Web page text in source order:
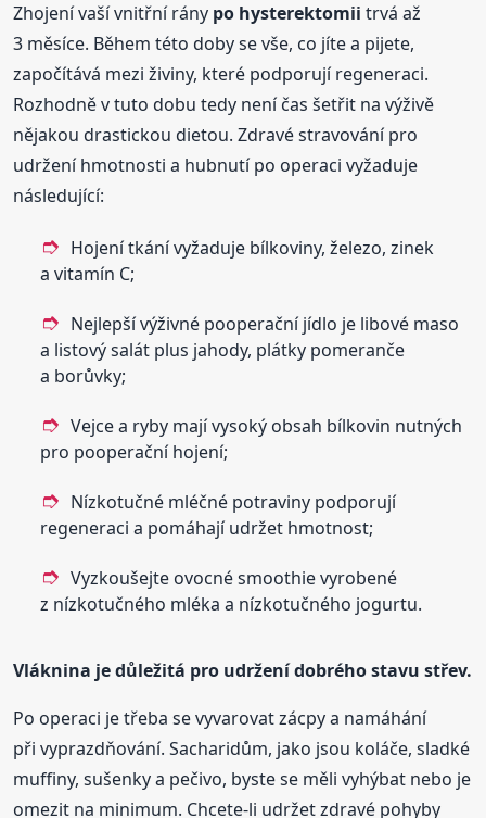
Zhojení vaší vnitřní rány po hysterektomii trvá až
3 měsíce. Během této doby se vše, co jíte a pijete,
započítává mezi živiny, které podporují regeneraci.
Rozhodně v tuto dobu tedy není čas šetřit na výživě
nějakou drastickou dietou. Zdravé stravování pro
udržení hmotnosti a hubnutí po operaci vyžaduje
následující:
Hojení tkání vyžaduje bílkoviny, železo, zinek
a vitamín C;
Nejlepší výživné pooperační jídlo je libové maso
a listový salát plus jahody, plátky pomeranče
a borůvky;
Vejce a ryby mají vysoký obsah bílkovin nutných
pro pooperační hojení;
Nízkotučné mléčné potraviny podporují
regeneraci a pomáhají udržet hmotnost;
Vyzkoušejte ovocné smoothie vyrobené
z nízkotučného mléka a nízkotučného jogurtu.
Vláknina je důležitá pro udržení dobrého stavu střev.
Po operaci je třeba se vyvarovat zácpy a namáhání
při vyprazdňování. Sacharidům, jako jsou koláče, sladké
muffiny, sušenky a pečivo, byste se měli vyhýbat nebo je
omezit na minimum. Chcete-li udržet zdravé pohyby